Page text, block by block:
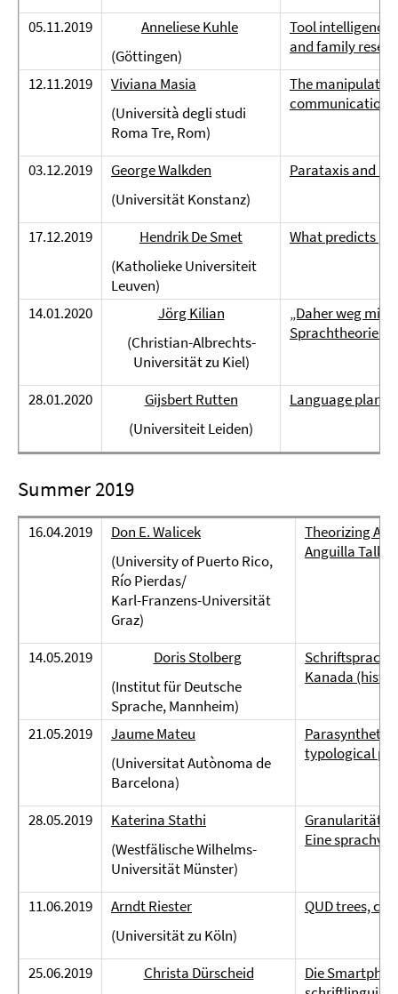
05.11.2019
Anneliese Kuhle
(Göttingen)
Tool intelligence
and family
12.11.2019
Viviana Masia
(Università degli studi
Roma Tre, Rom)
The
communication
03.12.2019
George Walkden
(Universität Konstanz)
Parataxis and
17.12.2019
Hendrik De Smet
(Katholieke Universiteit
Leuven)
What predicts
14.01.2020
Jörg Kilian
(Christian-Albrechts-
Universität zu Kiel)
„Daher weg mit
Sprachtheorie
28.01.2020
Gijsbert Rutten
(Universiteit Leiden)
Language
Summer 2019
16.04.2019
Don E. Walicek
(University of Puerto Rico,
Río Pierdas/
Karl-Franzens-Universität
Graz)
Theorizing
Anguilla Talk
14.05.2019
Doris Stolberg
(Institut für Deutsche
Sprache, Mannheim)
Kanada
21.05.2019
Jaume Mateu
(Universitat Autònoma de
Barcelona)
Parasynthetic
typological
28.05.2019
Katerina Stathi
(Westfälische Wilhelms-
Universität Münster)
Eine
11.06.2019
Arndt Riester
(Universität zu Köln)
QUD trees,
25.06.2019
Christa Dürscheid
Die